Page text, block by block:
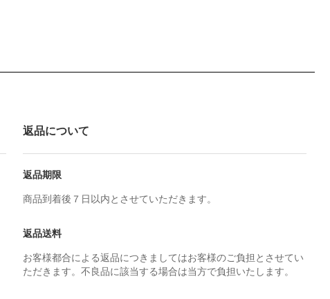
返品について
返品期限
商品到着後７日以内とさせていただきます。
返品送料
お客様都合による返品につきましてはお客様のご負担とさせてい
ただきます。不良品に該当する場合は当方で負担いたします。